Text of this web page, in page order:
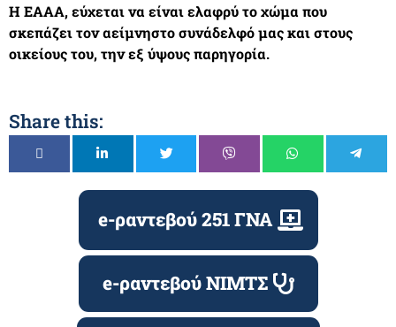
Η ΕΑΑΑ, εύχεται να είναι ελαφρύ το χώμα που
σκεπάζει τον αείμνηστο συνάδελφό μας και στους
οικείους του, την εξ ύψους παρηγορία.
Share this:
e-ραντεβού 251 ΓΝΑ
e-ραντεβού ΝΙΜΤΣ